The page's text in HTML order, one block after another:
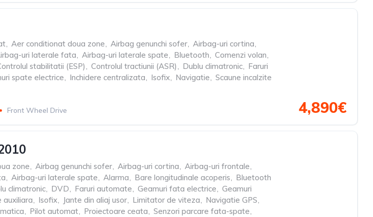
, Aer conditionat doua zone, Airbag genunchi sofer, Airbag-uri cortina,
uri laterale fata, Airbag-uri laterale spate, Bluetooth, Comenzi volan,
stabilitatii (ESP), Controlul tractiunii (ASR), Dublu climatronic, Faruri
spate electrice, Inchidere centralizata, Isofix, Navigatie, Scaune incalzite
Front Wheel Drive 4,890€
zone, Airbag genunchi sofer, Airbag-uri cortina, Airbag-uri frontale,
, Airbag-uri laterale spate, Alarma, Bare longitudinale acoperis, Bluetooth
climatronic, DVD, Faruri automate, Geamuri fata electrice, Geamuri
auxiliara, Isofix, Jante din aliaj usor, Limitator de viteza, Navigatie GPS,
, Pilot automat, Proiectoare ceata, Senzori parcare fata-spate,